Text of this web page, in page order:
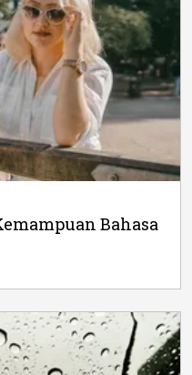
Bahasa